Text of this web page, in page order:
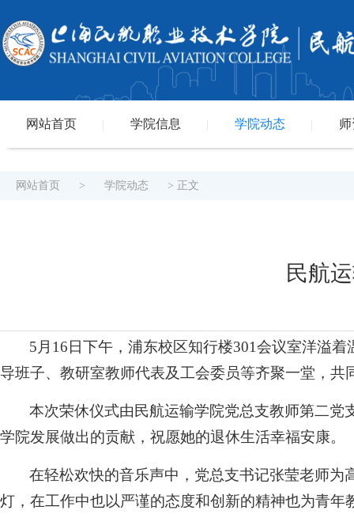
网站首页 学院信息 学院动态
网站首页 > 学院动态 > 正文
民航
5月16日下午，浦东校区知行楼301会议室洋溢
导班子、教研室教师代表及工会委员等齐聚一堂，共
本次荣休仪式由民航运输学院党总支教师第二
学院发展做出的贡献，祝愿她的退休生活幸福安康。
在轻松欢快的音乐声中，党总支书记张莹老师
灯，在工作中也以严谨的态度和创新的精神也为青年